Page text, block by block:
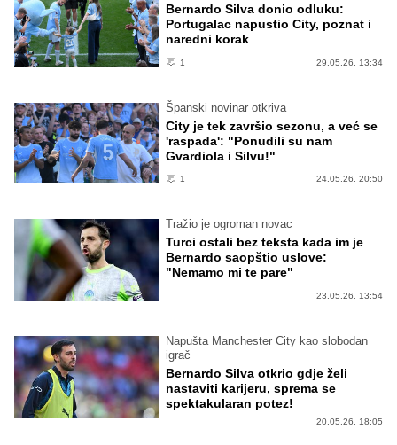
Bernardo Silva donio odluku:
Portugalac napustio City, poznat i
naredni korak
1 29.05.26. 13:34
Španski novinar otkriva
City je tek završio sezonu, a već se
'raspada': "Ponudili su nam
Gvardiola i Silvu!"
1 24.05.26. 20:50
Tražio je ogroman novac
Turci ostali bez teksta kada im je
Bernardo saopštio uslove:
"Nemamo mi te pare"
23.05.26. 13:54
Napušta Manchester City kao slobodan
igrač
Bernardo Silva otkrio gdje želi
nastaviti karijeru, sprema se
spektakularan potez!
20.05.26. 18:05